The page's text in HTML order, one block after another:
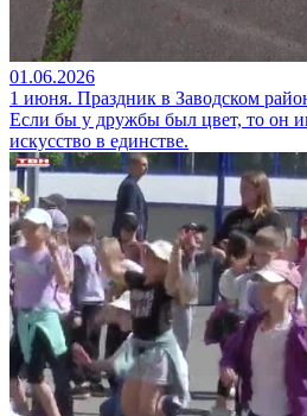
01.06.2026
1 июня. Праздник в Заводском
Если бы у дружбы был цвет, то он
искусство в единстве.